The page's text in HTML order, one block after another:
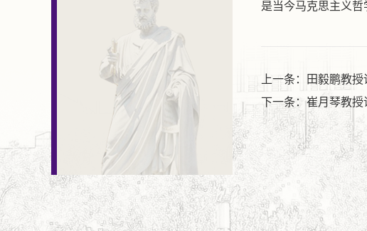
是当今马克思主义
上一条：田毅鹏教
下一条：崔月琴教授